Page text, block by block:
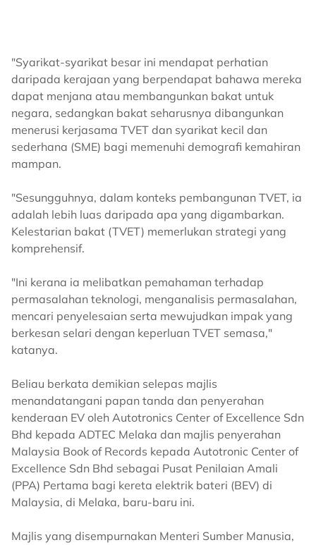
"Syarikat-syarikat besar ini mendapat perhatian
daripada kerajaan yang berpendapat bahawa mereka
dapat menjana atau membangunkan bakat untuk
negara, sedangkan bakat seharusnya dibangunkan
menerusi kerjasama TVET dan syarikat kecil dan
sederhana (SME) bagi memenuhi demografi kemahiran
mampan.
"Sesungguhnya, dalam konteks pembangunan TVET, ia
adalah lebih luas daripada apa yang digambarkan.
Kelestarian bakat (TVET) memerlukan strategi yang
komprehensif.
"Ini kerana ia melibatkan pemahaman terhadap
permasalahan teknologi, menganalisis permasalahan,
mencari penyelesaian serta mewujudkan impak yang
berkesan selari dengan keperluan TVET semasa,"
katanya.
Beliau berkata demikian selepas majlis
menandatangani papan tanda dan penyerahan
kenderaan EV oleh Autotronics Center of Excellence Sdn
Bhd kepada ADTEC Melaka dan majlis penyerahan
Malaysia Book of Records kepada Autotronic Center of
Excellence Sdn Bhd sebagai Pusat Penilaian Amali
(PPA) Pertama bagi kereta elektrik bateri (BEV) di
Malaysia, di Melaka, baru-baru ini.
Majlis yang disempurnakan Menteri Sumber Manusia,